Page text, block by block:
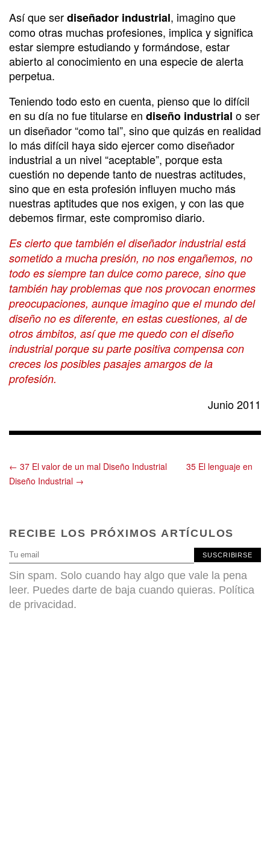
Así que serdiseñador industrial, imagino que
como otras muchas profesiones, implica y significa
estar siempre estudiando y formándose, estar
abierto al conocimiento en una especie de alerta
perpetua.
Teniendo todo esto en cuenta, pienso que lo difícil
en su día no fue titularse en diseño industrial o ser
un diseñador “como tal”, sino que quizás en realidad
lo más difícil haya sido ejercer como diseñador
industrial a un nivel “aceptable”, porque esta
cuestión no depende tanto de nuestras actitudes,
sino que en esta profesión influyen mucho más
nuestras aptitudes que nos exigen, y con las que
debemos firmar, este compromiso diario.
Es cierto que también el diseñador industrial está
sometido a mucha presión, no nos engañemos, no
todo es siempre tan dulce como parece, sino que
también hay problemas que nos provocan enormes
preocupaciones, aunque imagino que el mundo del
diseño no es diferente, en estas cuestiones, al de
otros ámbitos, así que me quedo con el diseño
industrial porque su parte positiva compensa con
creces los posibles pasajes amargos de la
profesión.
Junio 2011
← 37 El valor de un mal Diseño Industrial
35 El lenguaje en
Diseño Industrial →
RECIBE LOS PRÓXIMOS ARTÍCULOS
SUSCRIBIRSE
Sin spam. Solo cuando hay algo que vale la pena
leer. Puedes darte de baja cuando quieras. Política
de privacidad.